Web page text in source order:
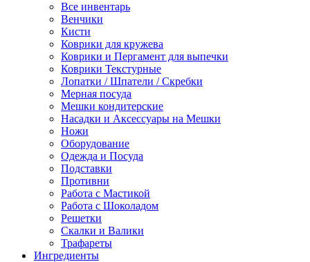
Все инвентарь
Венчики
Кисти
Коврики для кружева
Коврики и Пергамент для выпечки
Коврики Текстурные
Лопатки / Шпатели / Скребки
Мерная посуда
Мешки кондитерские
Насадки и Аксессуары на Мешки
Ножи
Оборудование
Одежда и Посуда
Подставки
Противни
Работа с Мастикой
Работа с Шоколадом
Решетки
Скалки и Валики
Трафареты
Ингредиенты